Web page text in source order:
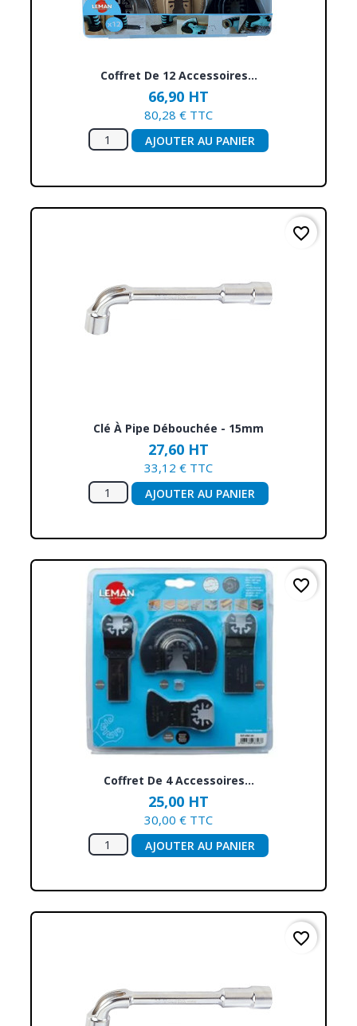
Coffret De 12 Accessoires...
66,90 HT
80,28 € TTC
AJOUTER AU PANIER
Clé À Pipe Débouchée - 15mm
27,60 HT
33,12 € TTC
AJOUTER AU PANIER
favorite_border
Coffret De 4 Accessoires...
25,00 HT
30,00 € TTC
AJOUTER AU PANIER
favorite_border
favorite_border